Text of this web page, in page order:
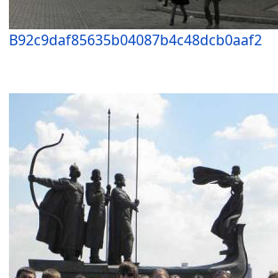
B92c9daf85635b04087b4c48dcb0aaf2